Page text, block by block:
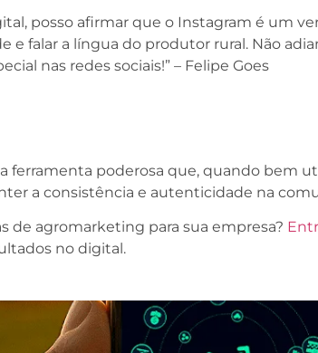
posso afirmar que o Instagram é um
falar a língua do produtor rural. Não
nas redes sociais!” – Felipe Goes
poderosa que, quando bem
a consistência e autenticidade na
de agromarketing para sua empresa?
no digital.